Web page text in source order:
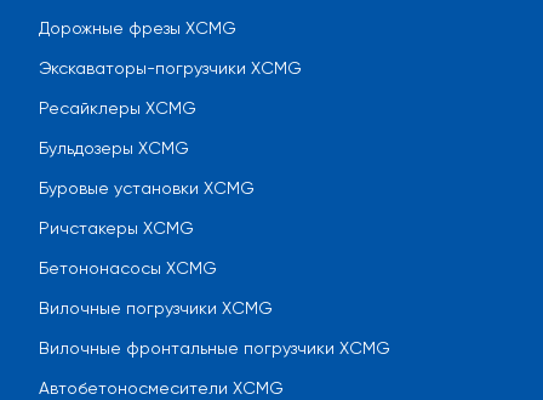
Дорожные фрезы XCMG
Экскаваторы-погрузчики XCMG
Ресайклеры XCMG
Бульдозеры XCMG
Буровые установки XCMG
Ричстакеры XCMG
Бетононасосы XCMG
Вилочные погрузчики XCMG
Вилочные фронтальные погрузчики XCMG
Автобетоносмесители XCMG